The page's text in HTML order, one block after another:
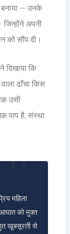
— उनके
अपनी
को सौंप दी।
दिखाया कि
ढाँचा किस
उसी
पाप है, संस्था
महिला
को मुक्त
खूबसूरती से